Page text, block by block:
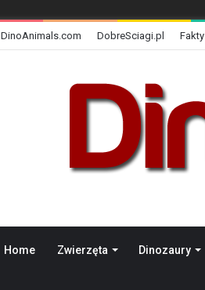
DinoAnimals.com DobreSciagi.pl Fakty
Home Zwierzęta Dinozaury